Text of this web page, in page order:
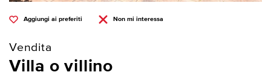
Aggiungi ai preferiti Non mi interessa
Vendita
Villa o villino